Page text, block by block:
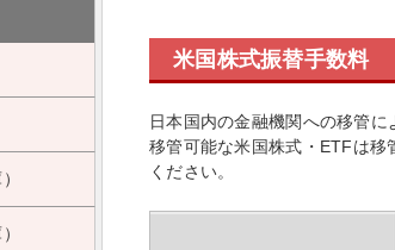
米国株式振替手数料
日本国内の金融機関への移管に
移管可能な米国株式・ETFは移
ください。